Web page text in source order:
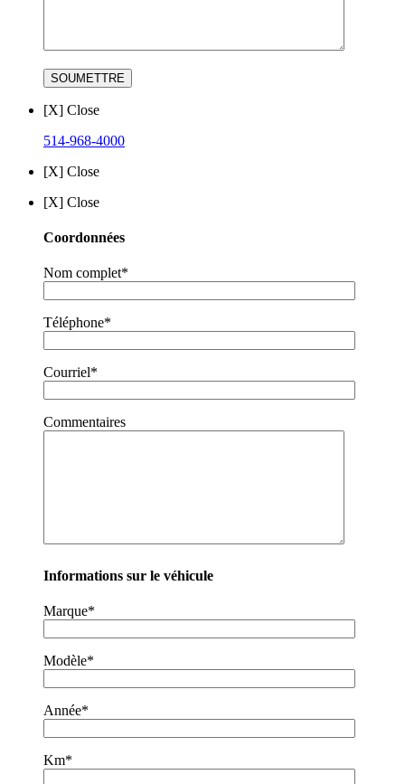
[X] Close
514-968-4000
[X] Close
[X] Close
Coordonnées
Nom complet*
Téléphone*
Courriel*
Commentaires
Informations sur le véhicule
Marque*
Modèle*
Année*
Km*